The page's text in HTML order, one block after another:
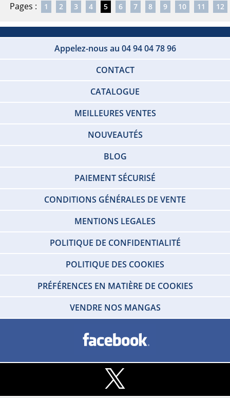
Pages : 1 2 3 4 5 6 7 8 9 10 11 12
Appelez-nous au 04 94 04 78 96
CONTACT
CATALOGUE
MEILLEURES VENTES
NOUVEAUTÉS
BLOG
PAIEMENT SÉCURISÉ
CONDITIONS GÉNÉRALES DE VENTE
MENTIONS LEGALES
POLITIQUE DE CONFIDENTIALITÉ
POLITIQUE DES COOKIES
PRÉFÉRENCES EN MATIÈRE DE COOKIES
VENDRE NOS MANGAS